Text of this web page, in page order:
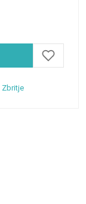
Zbritje